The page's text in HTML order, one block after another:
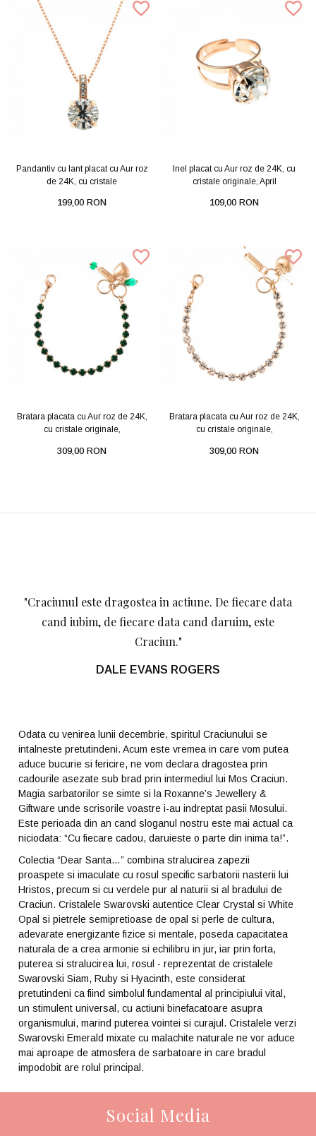
Pandantiv cu lant placat cu Aur roz
de 24K, cu cristale
199,00 RON
Inel placat cu Aur roz de 24K, cu
cristale originale, April
109,00 RON
Bratara placata cu Aur roz de 24K,
cu cristale originale,
309,00 RON
Bratara placata cu Aur roz de 24K,
cu cristale originale,
309,00 RON
"Craciunul este dragostea in actiune. De fiecare data
cand iubim, de fiecare data cand daruim, este
Craciun."
DALE EVANS ROGERS
Odata cu venirea lunii decembrie, spiritul Craciunului se
intalneste pretutindeni. Acum este vremea in care vom putea
aduce bucurie si fericire, ne vom declara dragostea prin
cadourile asezate sub brad prin intermediul lui Mos Craciun.
Magia sarbatorilor se simte si la Roxanne’s Jewellery &
Giftware unde scrisorile voastre i-au indreptat pasii Mosului.
Este perioada din an cand sloganul nostru este mai actual ca
niciodata: “Cu fiecare cadou, daruieste o parte din inima ta!”.
Colectia “Dear Santa…” combina stralucirea zapezii
proaspete si imaculate cu rosul specific sarbatorii nasterii lui
Hristos, precum si cu verdele pur al naturii si al bradului de
Craciun. Cristalele Swarovski autentice Clear Crystal si White
Opal si pietrele semipretioase de opal si perle de cultura,
adevarate energizante fizice si mentale, poseda capacitatea
naturala de a crea armonie si echilibru in jur, iar prin forta,
puterea si stralucirea lui, rosul - reprezentat de cristalele
Swarovski Siam, Ruby si Hyacinth, este considerat
pretutindeni ca fiind simbolul fundamental al principiului vital,
un stimulent universal, cu actiuni binefacatoare asupra
organismului, marind puterea vointei si curajul. Cristalele verzi
Swarovski Emerald mixate cu malachite naturale ne vor aduce
mai aproape de atmosfera de sarbatoare in care bradul
impodobit are rolul principal.
Social Media